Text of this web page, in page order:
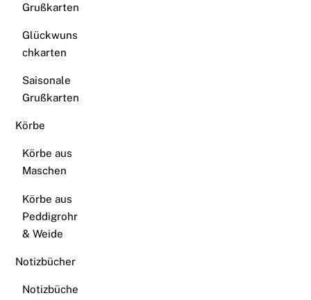
Grußkarten
Glückwuns
chkarten
Saisonale
Grußkarten
Körbe
Körbe aus
Maschen
Körbe aus
Peddigrohr
& Weide
Notizbücher
Notizbüche